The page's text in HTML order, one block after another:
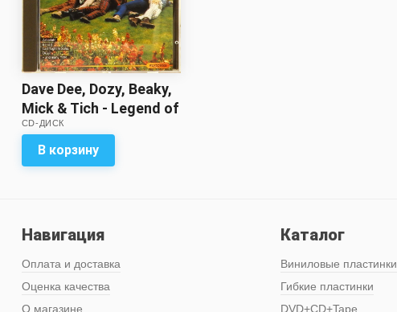
Dave Dee, Dozy, Beaky,
Mick & Tich - Legend of
Xanadu (CD)
CD-ДИСК
В корзину
Навигация
Оплата и доставка
Оценка качества
О магазине
Каталог
Виниловые пластинки
Гибкие пластинки
DVD+CD+Tape